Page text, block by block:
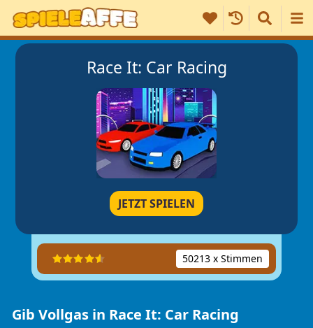
Race It: Car Racing
JETZT SPIELEN
50213 x Stimmen
Gib Vollgas in Race It: Car Racing